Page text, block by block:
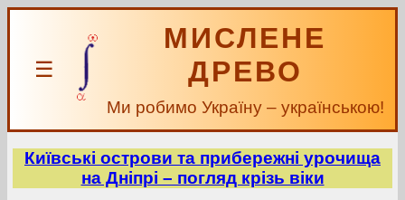
☰
МИСЛЕНЕ
ДРЕВО
Ми робимо Україну – українською!
Київські острови та прибережні урочища
на Дніпрі – погляд крізь віки